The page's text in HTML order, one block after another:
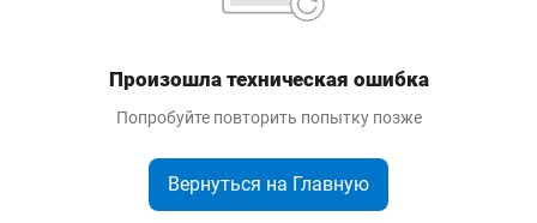
Произошла техническая ошибка
Попробуйте повторить попытку позже
Вернуться на Главную